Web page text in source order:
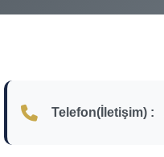
Telefon(İletişim) :